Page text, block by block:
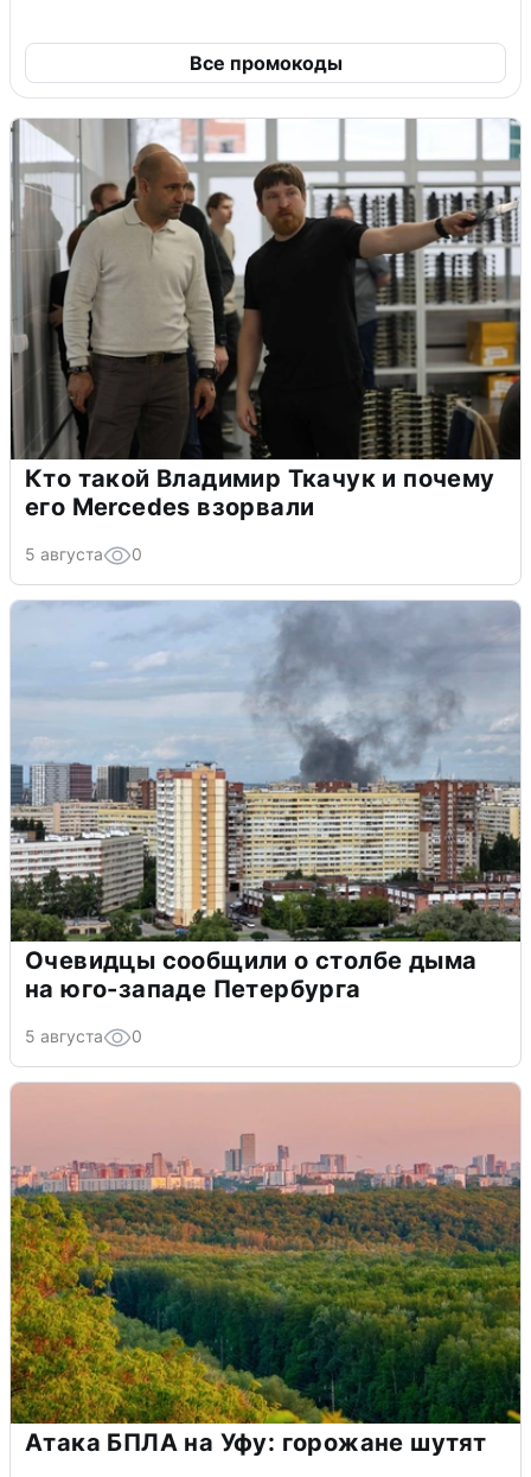
Все промокоды
Кто такой Владимир Ткачук и почему
его Mercedes взорвали
5 августа 0
Очевидцы сообщили о столбе дыма
на юго-западе Петербурга
5 августа 0
Атака БПЛА на Уфу: горожане шутят